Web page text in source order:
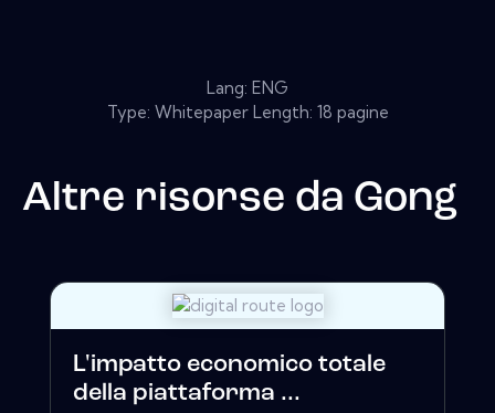
Lang: ENG
Type: Whitepaper Length: 18 pagine
Altre risorse da Gong
L'impatto economico totale
della piattaforma ...